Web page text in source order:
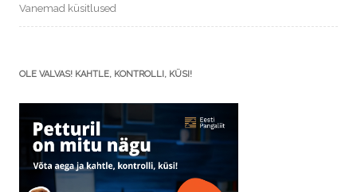
Vanemad küsitlused
OLE VALVAS! KAHTLE, KONTROLLI, KÜSI!